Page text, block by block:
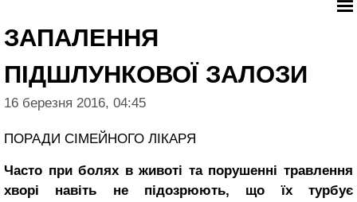
ЗАПАЛЕННЯ
ПІДШЛУНКОВОЇ ЗАЛОЗИ
16 березня 2016, 04:45
ПОРАДИ СІМЕЙНОГО ЛІКАРЯ
Часто при болях в животі та порушенні травлення
хворі навіть не підозрюють, що їх турбує